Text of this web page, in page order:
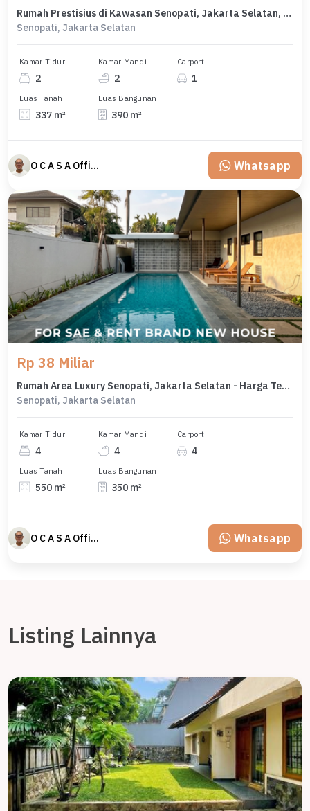
Rumah Prestisius di Kawasan Senopati, Jakarta Selatan, LB 390m², Harga 37 Miliar
Senopati, Jakarta Selatan
Kamar Tidur
2
Kamar Mandi
2
Carport
1
Luas Tanah
337 m²
Luas Bangunan
390 m²
O C A S A Official property perfected Whatsapp
Rp 38 Miliar
Rumah Area Luxury Senopati, Jakarta Selatan - Harga Terbaik 38 Miliar
Senopati, Jakarta Selatan
Kamar Tidur
4
Kamar Mandi
4
Carport
4
Luas Tanah
550 m²
Luas Bangunan
350 m²
O C A S A Official property perfected Whatsapp
Listing Lainnya